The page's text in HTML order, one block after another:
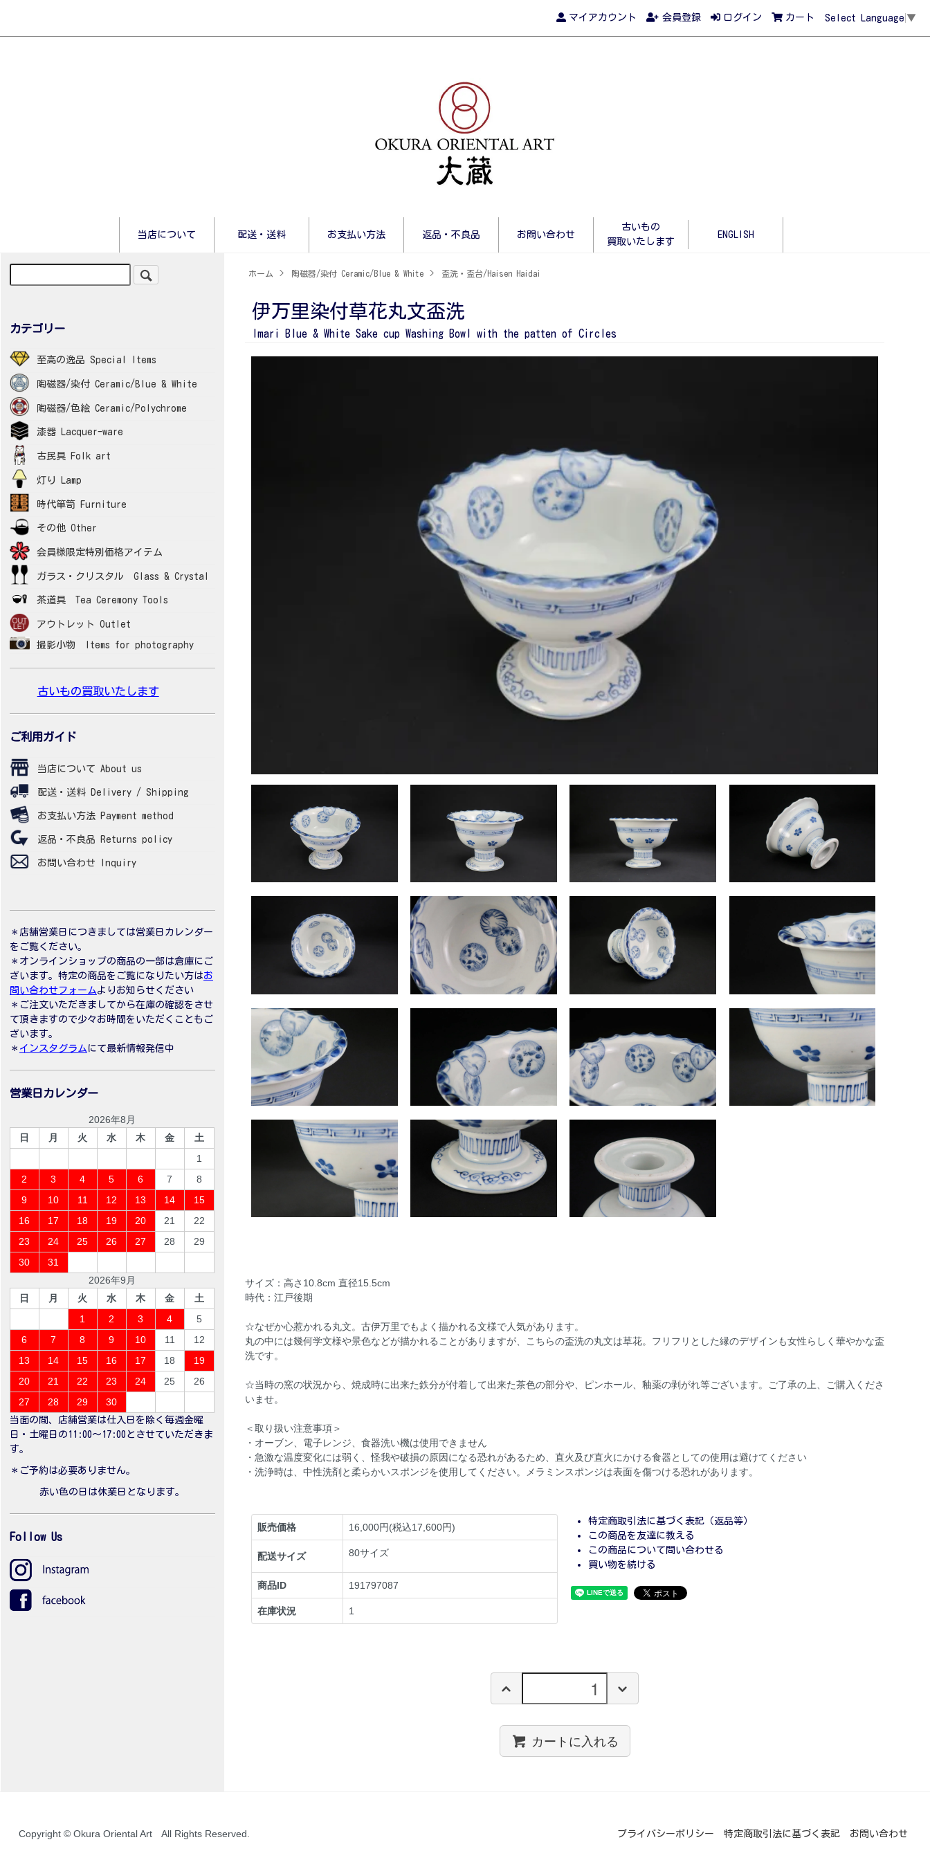
マイアカウント 会員登録 ログイン カート Select Language ▼
当店について 配送・送料 お支払い方法 返品・不良品 お問い合わせ
古いもの
買取いたします
ENGLISH
ホーム > 陶磁器/染付 Ceramic/Blue & White > 盃洗・盃台/Haisen Haidai
伊万里染付草花丸文盃洗
Imari Blue & White Sake cup Washing Bowl with the patten of Circles
サイズ：高さ10.8cm 直径15.5cm
時代：江戸後期
☆なぜか心惹かれる丸文。古伊万里でもよく描かれる文様で人気があります。
丸の中には幾何学文様や景色などが描かれることがありますが、こちらの盃洗の丸文は草花。フリフリとした縁のデザインも女性らしく華やかな盃
洗です。
☆当時の窯の状況から、焼成時に出来た鉄分が付着して出来た茶色の部分や、ピンホール、釉薬の剥がれ等ございます。ご了承の上、ご購入くださ
いませ。
＜取り扱い注意事項＞
・オーブン、電子レンジ、食器洗い機は使用できません
・急激な温度変化には弱く、怪我や破損の原因になる恐れがあるため、直火及び直火にかける食器としての使用は避けてください
・洗浄時は、中性洗剤と柔らかいスポンジを使用してください。メラミンスポンジは表面を傷つける恐れがあります。
販売価格 16,000円(税込17,600円)
配送サイズ 80サイズ
商品ID 191797087
在庫状況 1
特定商取引法に基づく表記（返品等）
この商品を友達に教える
この商品について問い合わせる
買い物を続ける
カートに入れる
カテゴリー
至高の逸品 Special Items
陶磁器/染付 Ceramic/Blue & White
陶磁器/色絵 Ceramic/Polychrome
漆器 Lacquer-ware
古民具 Folk art
灯り Lamp
時代箪笥 Furniture
その他 Other
会員様限定特別価格アイテム
ガラス・クリスタル Glass & Crystal
茶道具 Tea Ceremony Tools
アウトレット Outlet
撮影小物 Items for photography
古いもの買取いたします
ご利用ガイド
当店について About us
配送・送料 Delivery / Shipping
お支払い方法 Payment method
返品・不良品 Returns policy
お問い合わせ Inquiry
＊店舗営業日につきましては営業日カレンダー
をご覧ください。
＊オンラインショップの商品の一部は倉庫にご
ざいます。特定の商品をご覧になりたい方はお
問い合わせフォーム よりお知らせください
＊ご注文いただきましてから在庫の確認をさせ
て頂きますので少々お時間をいただくこともご
ざいます。
＊ インスタグラム にて最新情報発信中
営業日カレンダー
2026年8月
日
月 火 水 木 金
土
1
2
3 4 5 6 7
8
9
10 11 12 13 14
15
16
17 18 19 20 21
22
23
24 25 26 27 28
29
30
31
2026年9月
日
月 火 水 木 金
土
1
2 3 4
5
6
7 8 9 10 11
12
13
14 15 16 17 18
19
20
21 22 23 24 25
26
27
28 29 30
当面の間、店舗営業は仕入日を除く毎週金曜
日・土曜日の11:00〜17:00とさせていただきま
す。
＊ご予約は必要ありません。
赤い色の日は休業日となります。
Follow Us
プライバシーポリシー 特定商取引法に基づく表記 お問い合わせ
Copyright © Okura Oriental Art All Rights Reserved.